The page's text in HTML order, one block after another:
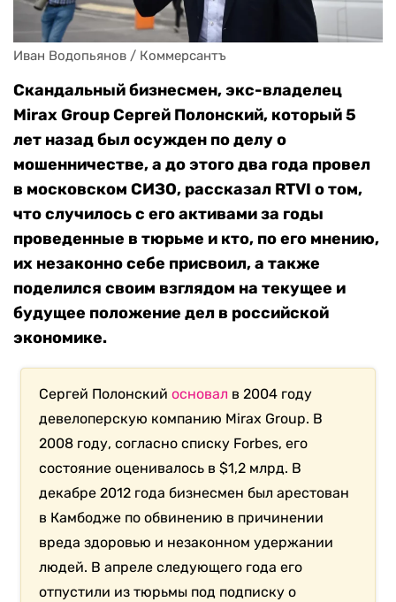
Иван Водопьянов / Коммерсантъ
Скандальный бизнесмен, экс-владелец
Mirax Group Сергей Полонский, который 5
лет назад был осужден по делу о
мошенничестве, а до этого два года провел
в московском СИЗО, рассказал RTVI о том,
что случилось с его активами за годы
проведенные в тюрьме и кто, по его мнению,
их незаконно себе присвоил, а также
поделился своим взглядом на текущее и
будущее положение дел в российской
экономике.
Сергей Полонский основал в 2004 году
девелоперскую компанию Mirax Group. В
2008 году, согласно списку Forbes, его
состояние оценивалось в $1,2 млрд. В
декабре 2012 года бизнесмен был арестован
в Камбодже по обвинению в причинении
вреда здоровью и незаконном удержании
людей. В апреле следующего года его
отпустили из тюрьмы под подписку о